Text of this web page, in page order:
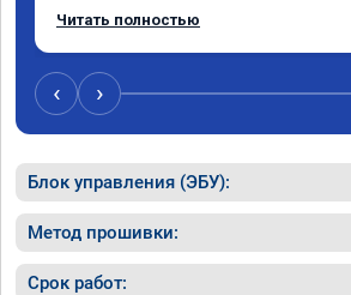
разогнаться. Года 4 назад удалял
людьми, решил всё таки сделать
перепрошивку. Увидел в авито ваше
объявление и решил обратиться к
в работу. Знают своё дело. По
часа длилась процедура. Цена
отличается от заявленной. Но
я доволен. Машинка не едет, а летит
Парням благодарность!!!!
Читать полностью
‹ ›
Блок управления (ЭБУ):
Метод прошивки:
Срок работ: